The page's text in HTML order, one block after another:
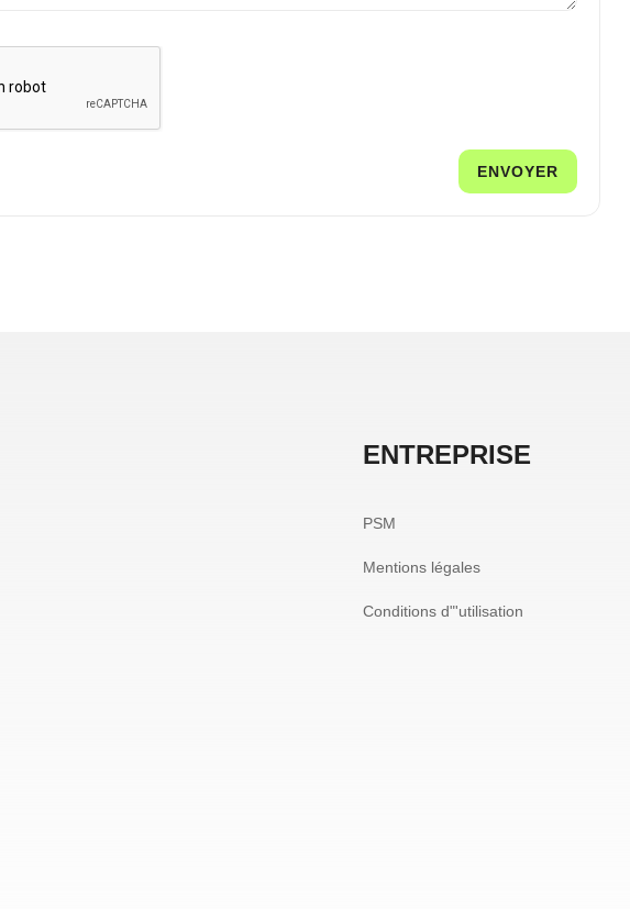
ENTREPRISE
PSM
Mentions légales
Conditions d"'utilisation